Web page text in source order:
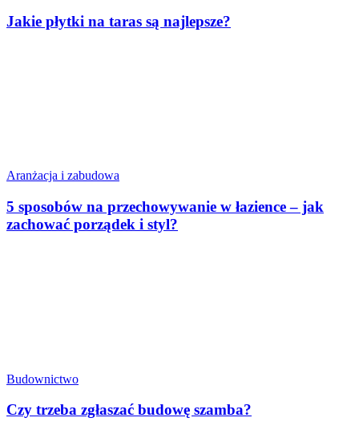
Jakie płytki na taras są najlepsze?
Aranżacja i zabudowa
5 sposobów na przechowywanie w łazience – jak
zachować porządek i styl?
Budownictwo
Czy trzeba zgłaszać budowę szamba?